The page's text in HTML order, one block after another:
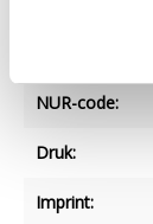
NUR-code:
Druk:
Imprint: